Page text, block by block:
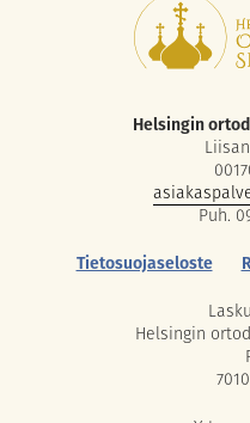
Helsingin
Puh.
Tietosuojaseloste
Helsingin